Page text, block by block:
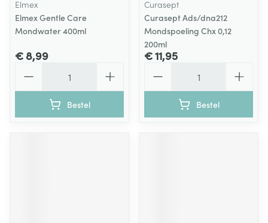
Elmex
Elmex Gentle Care
Mondwater 400ml
€ 8,99
Bestel
Curasept
Curasept Ads/dna212
Mondspoeling Chx 0,12
200ml
€ 11,95
Bestel